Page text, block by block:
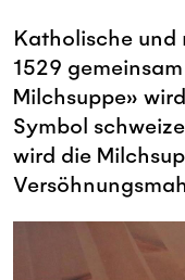
Katholische und
1529
Milchsuppe»
Symbol
wird die